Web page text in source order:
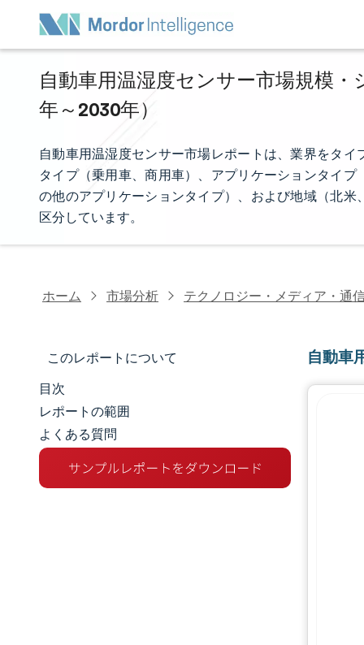
自動車用温湿度センサー市場規模
年～2030年）
自動車用温湿度センサー市場レポートは、業界をタ
タイプ（乗用車、商用車）、アプリケーションタイ
の他のアプリケーションタイプ）、および地域（北
区分しています。
ホーム 市場分析 テクノロジー・メディア・通
このレポートについて
マーケットスナップショット
市場概要
主な市場動向
目次
レポートの範囲
よくある質問
自動車